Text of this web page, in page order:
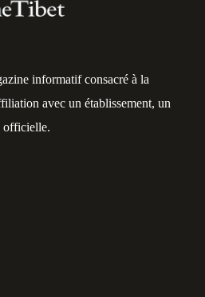
informatif consacré à la
avec un établissement, un
officielle.